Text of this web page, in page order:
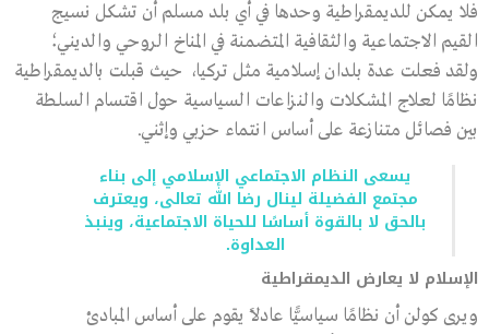
فلا يمكن للديمقراطية وحدها في أي بلد مسلم أن تشكل نسيج
القيم الاجتماعية والثقافية المتضمنة في المناخ الروحي والديني؛
ولقد فعلت عدة بلدان إسلامية مثل تركيا، حيث قبلت بالديمقراطية
نظامًا لعلاج المشكلات والنزاعات السياسية حول اقتسام السلطة
بين فصائل متنازعة على أساس انتماء حزبي وإثني.
يسعى النظام الاجتماعي الإسلامي إلى بناء
مجتمع الفضيلة لينال رضا الله تعالى، ويعترف
بالحق لا بالقوة أساسًا للحياة الاجتماعية، وينبذ
العداوة.
الإسلام لا يعارض الديمقراطية
ويرى كولن أن نظامًا سياسيًّا عادلًا يقوم على أساس المبادئ